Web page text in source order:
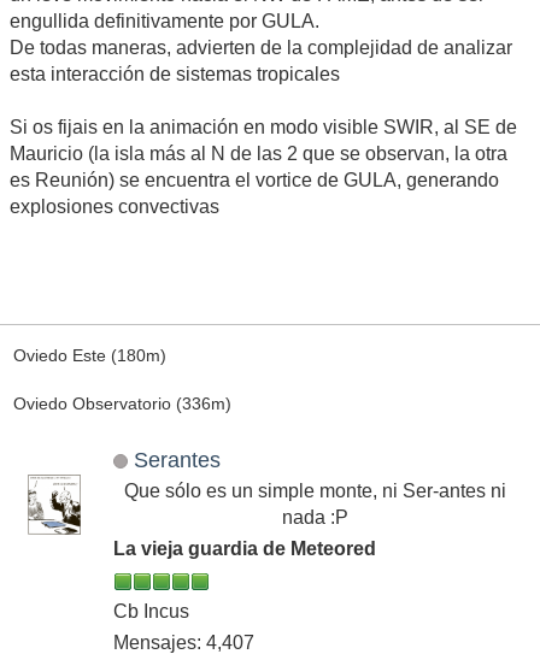
engullida definitivamente por GULA.
De todas maneras, advierten de la complejidad de analizar
esta interacción de sistemas tropicales
Si os fijais en la animación en modo visible SWIR, al SE de
Mauricio (la isla más al N de las 2 que se observan, la otra
es Reunión) se encuentra el vortice de GULA, generando
explosiones convectivas
Oviedo Este (180m)
Oviedo Observatorio (336m)
Serantes
Que sólo es un simple monte, ni Ser-antes ni
nada :P
La vieja guardia de Meteored
Cb Incus
Mensajes: 4,407